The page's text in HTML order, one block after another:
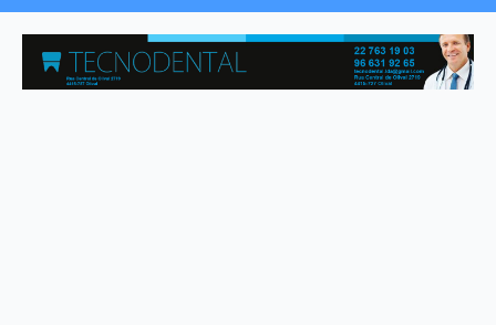
Search
for: